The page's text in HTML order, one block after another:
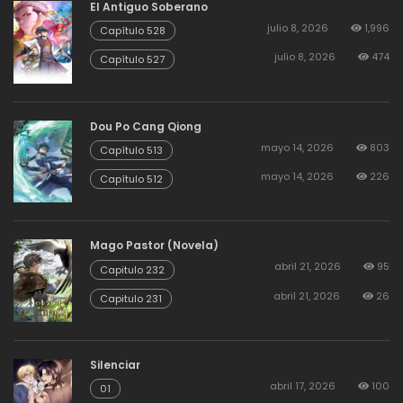
185 agosto 19, 2025 52
184
183 agosto 19, 2025 54
182 agosto 19, 2025 52
181 agosto 19, 2025 57
El Antiguo Soberano
Capítulo 528 julio 8, 2026 1,996
Capítulo 527 julio 8, 2026 474
Dou Po Cang Qiong
Capítulo 513 mayo 14, 2026 803
Capítulo 512 mayo 14, 2026 226
Mago Pastor (Novela)
Capitulo 232 abril 21, 2026 95
Capitulo 231 abril 21, 2026 26
Silenciar
01 abril 17, 2026 100